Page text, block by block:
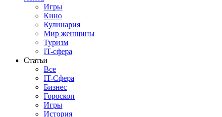
Игры
Кино
Кулинария
Мир женщины
Туризм
IT-сфера
Статьи
Все
IT-Сфера
Бизнес
Гороскоп
Игры
История